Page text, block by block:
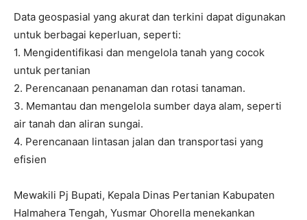
Data geospasial yang akurat dan terkini dapat digunakan
untuk berbagai keperluan, seperti:
1. Mengidentifikasi dan mengelola tanah yang cocok
untuk pertanian
2. Perencanaan penanaman dan rotasi tanaman.
3. Memantau dan mengelola sumber daya alam, seperti
air tanah dan aliran sungai.
4. Perencanaan lintasan jalan dan transportasi yang
efisien
Mewakili Pj Bupati, Kepala Dinas Pertanian Kabupaten
Halmahera Tengah, Yusmar Ohorella menekankan